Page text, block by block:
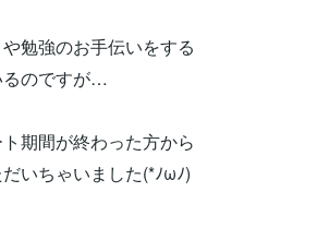
勉強のお手伝いをする
るのですが…
期間が終わった方から
いちゃいました(*ﾉωﾉ)